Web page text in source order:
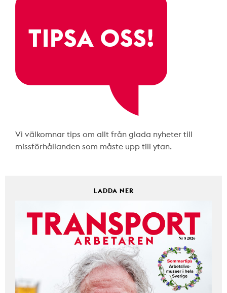
Vi välkomnar tips om allt från glada nyheter till
missförhållanden som måste upp till ytan.
LADDA NER